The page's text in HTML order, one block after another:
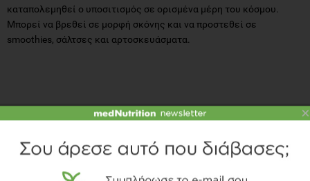
καταπολεμηθεί ο υποσιτισμός σε ορισμένα μέρη του κόσμου.
Μπορεί να βρεθεί σε μορφή σκόνης και να προστεθεί σε
smoothies, σάλτσες και αρτοσκευάσματα.
ΒΙΒΛΙΟΓΡΑΦΙΑ
×